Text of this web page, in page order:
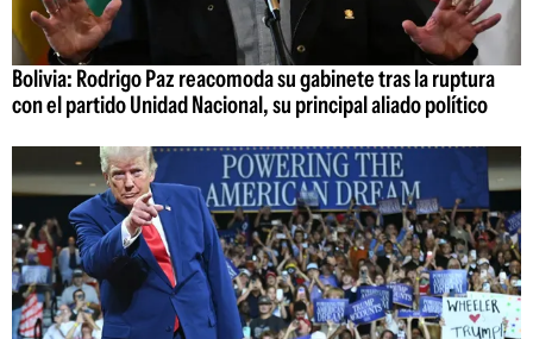
Bolivia: Rodrigo Paz reacomoda su gabinete tras la ruptura
con el partido Unidad Nacional, su principal aliado político